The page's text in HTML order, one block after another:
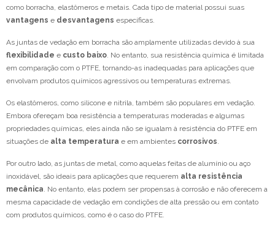
como borracha, elastômeros e metais. Cada tipo de material possui suas
vantagens e desvantagens específicas.
As juntas de vedação em borracha são amplamente utilizadas devido à sua
flexibilidade e custo baixo. No entanto, sua resistência química é limitada
em comparação com o PTFE, tornando-as inadequadas para aplicações que
envolvam produtos químicos agressivos ou temperaturas extremas.
Os elastômeros, como silicone e nitrila, também são populares em vedação.
Embora ofereçam boa resistência a temperaturas moderadas e algumas
propriedades químicas, eles ainda não se igualam à resistência do PTFE em
situações de alta temperatura e em ambientes corrosivos.
Por outro lado, as juntas de metal, como aquelas feitas de alumínio ou aço
inoxidável, são ideais para aplicações que requerem alta resistência
mecânica. No entanto, elas podem ser propensas à corrosão e não oferecem a
mesma capacidade de vedação em condições de alta pressão ou em contato
com produtos químicos, como é o caso do PTFE.